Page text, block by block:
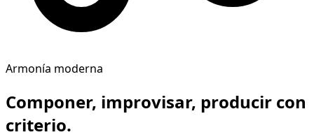
Armonía moderna
Componer, improvisar, producir con
criterio.